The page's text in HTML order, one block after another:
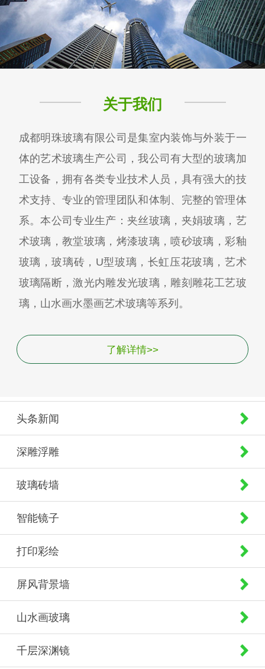
关于我们
成都明珠玻璃有限公司是集室内装饰与外装于一
体的艺术玻璃生产公司，我公司有大型的玻璃加
工设备，拥有各类专业技术人员，具有强大的技
术支持、专业的管理团队和体制、完整的管理体
系。本公司专业生产：夹丝玻璃，夹娟玻璃，艺
术玻璃，教堂玻璃，烤漆玻璃，喷砂玻璃，彩釉
玻璃，玻璃砖，U型玻璃，长虹压花玻璃，艺术
玻璃隔断，激光内雕发光玻璃，雕刻雕花工艺玻
璃，山水画水墨画艺术玻璃等系列。
了解详情>>
头条新闻
深雕浮雕
玻璃砖墙
智能镜子
打印彩绘
屏风背景墙
山水画玻璃
千层深渊镜